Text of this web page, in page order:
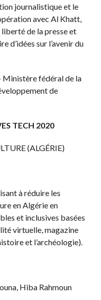
journalistique et le
avec Al Khatt,
de la presse et
d’idées sur l’avenir du
Ministère fédéral de la
de
TECH 2020
(ALGÉRIE)
à réduire les
en Algérie en
et inclusives basées
virtuelle, magazine
et l’archéologie).
Hiba Rahmoun